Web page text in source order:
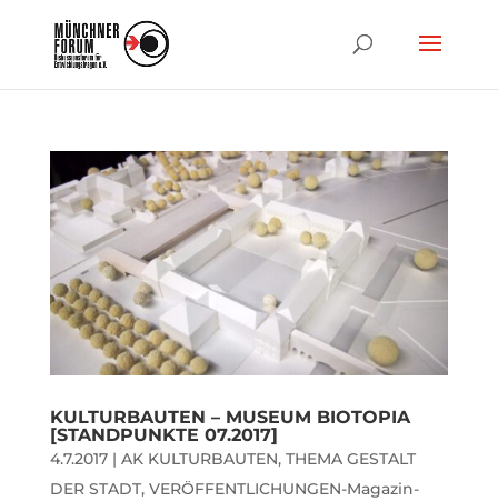
KULTURBAUTEN – MUSEUM BIOTOPIA
[STANDPUNKTE 07.2017]
4.7.2017| AK KULTURBAUTEN, THEMA GESTALT
DER STADT, VERÖFFENTLICHUNGEN-Magazin-